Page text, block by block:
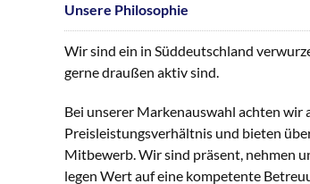
Unsere Philosophie
Wir sind ein in Süddeutschland
gerne draußen aktiv sind.
Bei unserer Markenauswahl achten
Preisleistungsverhältnis und bieten
Mitbewerb. Wir sind präsent, nehmen
legen Wert auf eine kompetente